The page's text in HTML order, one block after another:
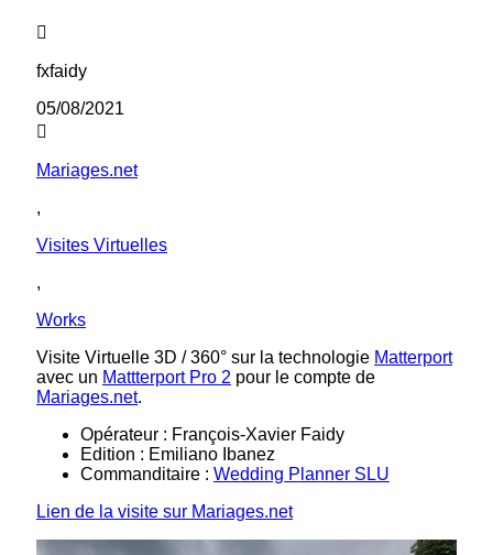
fxfaidy
05/08/2021
Mariages.net
,
Visites Virtuelles
,
Works
Visite Virtuelle 3D / 360° sur la technologie Matterport
avec un Mattterport Pro 2 pour le compte de
Mariages.net.
Opérateur : François-Xavier Faidy
Edition : Emiliano Ibanez
Commanditaire : Wedding Planner SLU
Lien de la visite sur Mariages.net